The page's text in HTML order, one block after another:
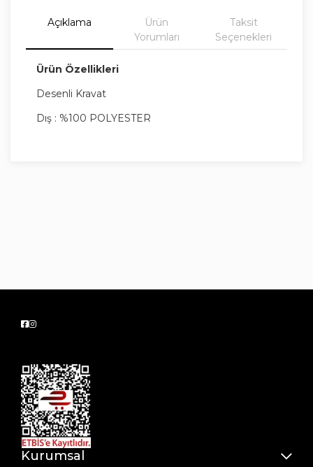
Açıklama
Ürün
Yorumları
Taksit
Seçenekleri
Ürün Özellikleri
Desenli Kravat
Dış : %100 POLYESTER
Kurumsal